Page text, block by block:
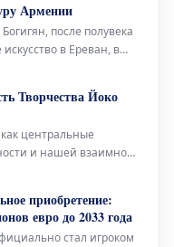
интервью снова
Армении
после полувека
в Ереван, в
под
Армении, выраженную
Творчества Йоко
центральные
и нашей взаимной
многих поколений.
работ Оно,
приобретение:
евро до 2033 года
стал игроком